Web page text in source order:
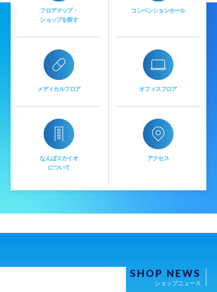
フロアマップ・
ショップを探す
コンベンションホール
メディカルフロア オフィスフロア
なんばスカイオ
について
アクセス
SHOP NEWS
ショップニュース